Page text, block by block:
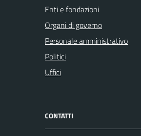
Enti e fondazioni
Organi di governo
Personale amministrativo
Politici
Uffici
CONTATTI